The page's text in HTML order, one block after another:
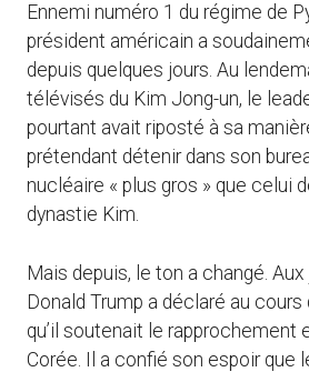
Ennemi numéro 1 du régime de
président américain a
depuis quelques jours. Au
télévisés du Kim Jong-un, le
pourtant avait riposté à sa
prétendant détenir dans son
nucléaire « plus gros » que celui
dynastie Kim.
Mais depuis, le ton a changé.
Donald Trump a déclaré au
qu’il soutenait le rapprochement
Corée. Il a confié son espoir que